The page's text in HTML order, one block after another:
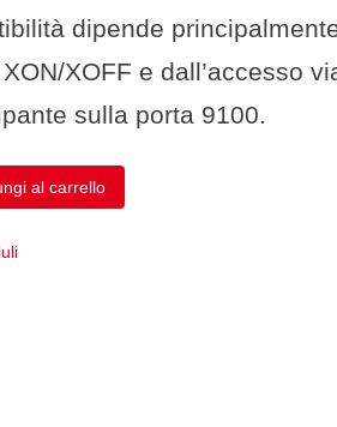
dipende
XOFF e dall’accesso
sulla porta 9100.
al carrello